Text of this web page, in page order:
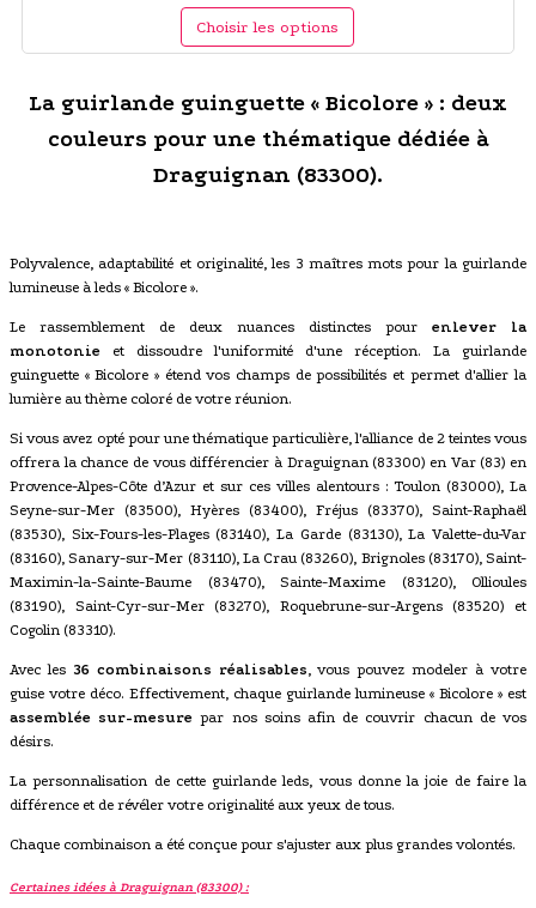
Choisir les options
La guirlande guinguette « Bicolore » : deux
couleurs pour une thématique dédiée à
Draguignan (83300).
Polyvalence, adaptabilité et originalité, les 3 maîtres mots pour la guirlande
lumineuse à leds « Bicolore ».
Le rassemblement de deux nuances distinctes pour enlever la
monotonie et dissoudre l'uniformité d'une réception. La guirlande
guinguette « Bicolore » étend vos champs de possibilités et permet d'allier la
lumière au thème coloré de votre réunion.
Si vous avez opté pour une thématique particulière, l'alliance de 2 teintes vous
offrera la chance de vous différencier à Draguignan (83300) en Var (83) en
Provence-Alpes-Côte d’Azur et sur ces villes alentours : Toulon (83000), La
Seyne-sur-Mer (83500), Hyères (83400), Fréjus (83370), Saint-Raphaël
(83530), Six-Fours-les-Plages (83140), La Garde (83130), La Valette-du-Var
(83160), Sanary-sur-Mer (83110), La Crau (83260), Brignoles (83170), Saint-
Maximin-la-Sainte-Baume (83470), Sainte-Maxime (83120), Ollioules
(83190), Saint-Cyr-sur-Mer (83270), Roquebrune-sur-Argens (83520) et
Cogolin (83310).
Avec les 36 combinaisons réalisables, vous pouvez modeler à votre
guise votre déco. Effectivement, chaque guirlande lumineuse « Bicolore » est
assemblée sur-mesure par nos soins afin de couvrir chacun de vos
désirs.
La personnalisation de cette guirlande leds, vous donne la joie de faire la
différence et de révéler votre originalité aux yeux de tous.
Chaque combinaison a été conçue pour s'ajuster aux plus grandes volontés.
Certaines idées à Draguignan (83300) :